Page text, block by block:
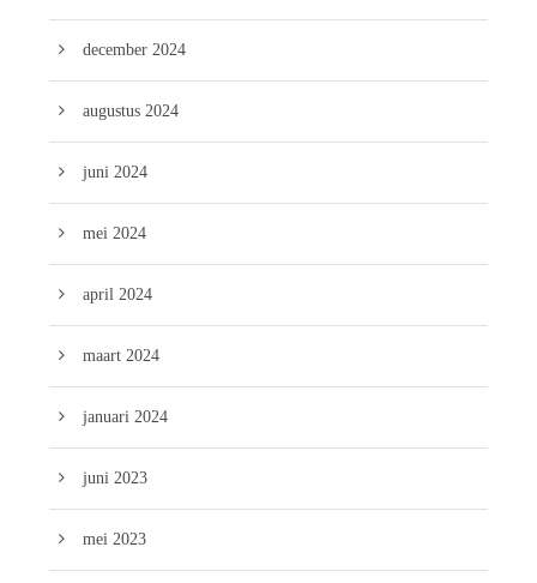
december 2024
augustus 2024
juni 2024
mei 2024
april 2024
maart 2024
januari 2024
juni 2023
mei 2023